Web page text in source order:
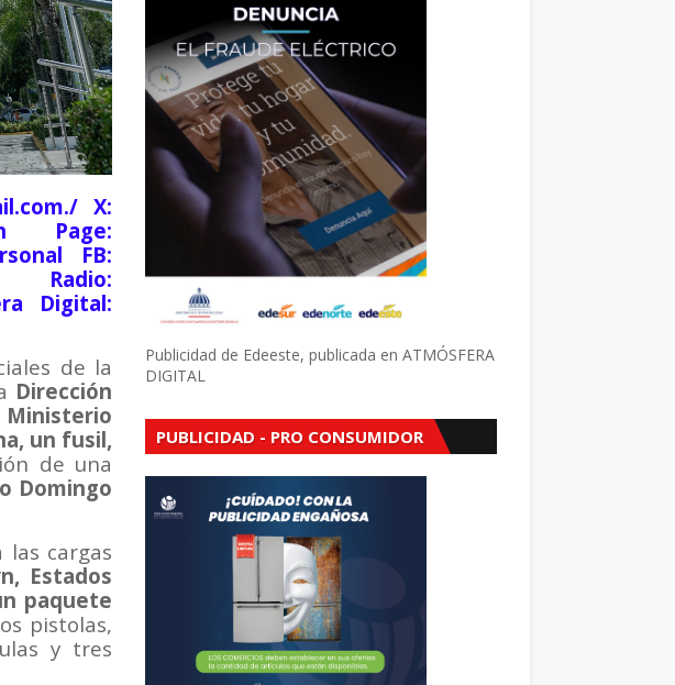
X:
Page:
FB:
Digital:
de la
Dirección
Ministerio
un fusil,
de una
Domingo
las cargas
Estados
paquete
pistolas,
y tres
Publicidad de Edeeste, publicada en ATMÓSFERA
DIGITAL
PUBLICIDAD - PRO CONSUMIDOR